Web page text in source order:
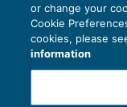
or change your
Cookie
cookies, please
information